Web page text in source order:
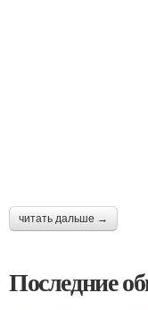
читать дальше →
Последние